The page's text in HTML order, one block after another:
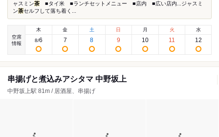
ャスミン茶 ■タイ米 ■ランチセットメニュー ■店内 ■広い店内...ジャスミ
ン茶セルフして落ち着く...
空席
情報
木
8/6
金
7
土
8
日
9
月
10
火
11
水
12
串揚げと煮込みアシタマ 中野坂上
中野坂上駅 81m / 居酒屋、串揚げ